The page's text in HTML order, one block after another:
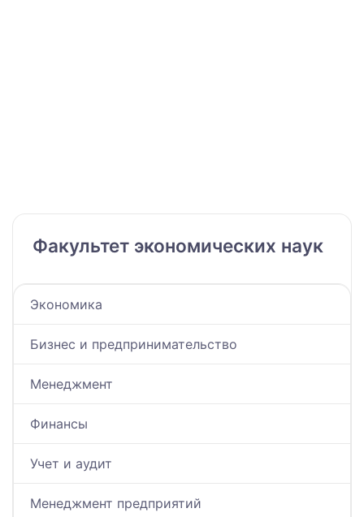
Факультет экономических наук
Экономика
Бизнес и предпринимательство
Менеджмент
Финансы
Учет и аудит
Менеджмент предприятий